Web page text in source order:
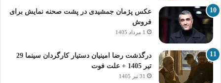
عکس پژمان جمشیدی در پشت صحنه نمایش برای
فروش
1 مرداد 1405
درگذشت رضا امینیان دستیار کارگردان سینما 29
تیر 1405 + علت فوت
31 تیر 1405